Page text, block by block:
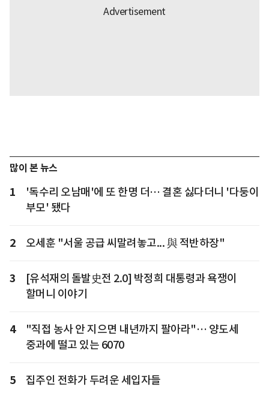
많이 본 뉴스
1
'독수리 오남매'에 또 한명 더… 결혼 싫다더니 '다둥이
부모' 됐다
2 오세훈 "서울 공급 씨말려놓고... 與 적반하장"
3
[유석재의 돌발史전 2.0] 박정희 대통령과 욕쟁이
할머니 이야기
4
"직접 농사 안 지으면 내년까지 팔아라"… 양도세
중과에 떨고 있는 6070
5 집주인 전화가 두려운 세입자들